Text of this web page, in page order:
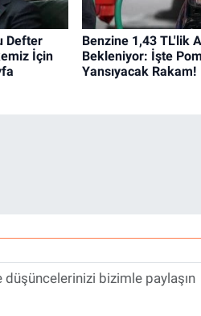
Defter
İçin
Benzine 1,43 TL'lik
Bekleniyor: İşte
Yansıyacak Rakam!